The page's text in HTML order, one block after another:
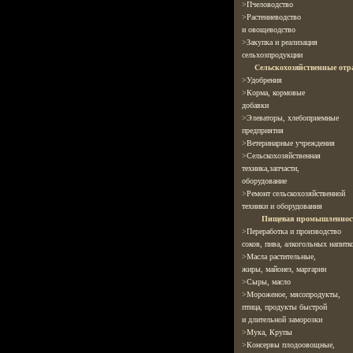
>Пчеловодство
>Растениеводство
и овощеводство
>Закупка и реализация
сельхозпродукции
Сельскохозяйственные
>Удобрения
>Корма, кормовые
добавки
>Элеваторы, хлебоприемные
предприятия
>Ветеринарные учреждения
>Сельскохозяйственная
техника,запчасти,
оборудование
>Ремонт сельскохозяйственной
техники и оборудования
Пищевая
>Переработка и производство
соков, пива, алкогольных
>Масла растительные,
жиры, майонез, маргарин
>Cыры, масло
>Мороженое, мясопродукты,
птица, продукты быстрой
и длительной заморозки
>Мука, Крупы
>Консервы плодоовощные,